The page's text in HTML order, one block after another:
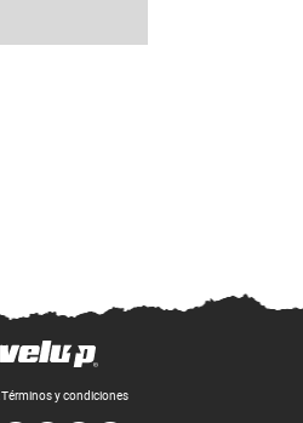
Términos y condiciones